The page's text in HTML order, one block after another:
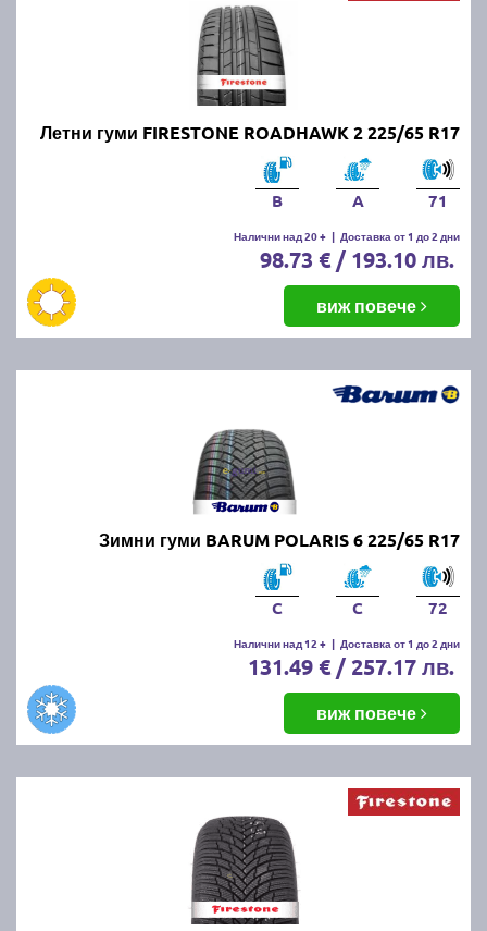
Летни гуми FIRESTONE ROADHAWK 2 225/65 R17
B A 71
Налични над 20 + | Доставка от 1 до 2 дни
98.73 € / 193.10 лв.
виж повече
Зимни гуми BARUM POLARIS 6 225/65 R17
C C 72
Налични над 12 + | Доставка от 1 до 2 дни
131.49 € / 257.17 лв.
виж повече